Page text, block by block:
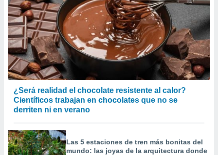
¿Será realidad el chocolate resistente al calor?
Científicos trabajan en chocolates que no se
derriten ni en verano
Las 5 estaciones de tren más bonitas del
mundo: las joyas de la arquitectura donde